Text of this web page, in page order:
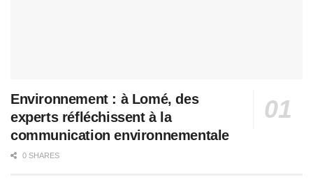
Environnement : à Lomé, des
experts réfléchissent à la
communication environnementale
0 SHARES